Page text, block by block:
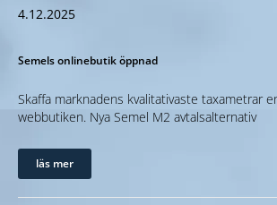
4.12.2025
Semels onlinebutik öppnad
Skaffa marknadens kvalitativaste taxametrar
webbutiken. Nya Semel M2 avtalsalternativ
läs mer